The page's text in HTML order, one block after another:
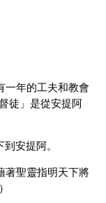
一年的工夫和教會
徒」是從安提阿
安提阿。
著聖靈指明天下將